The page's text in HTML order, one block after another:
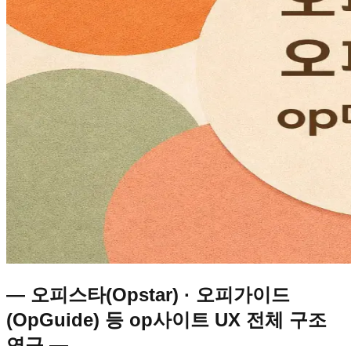
― 오피스타(Opstar) · 오피가이드
(OpGuide) 등 op사이트 UX 전체 구조